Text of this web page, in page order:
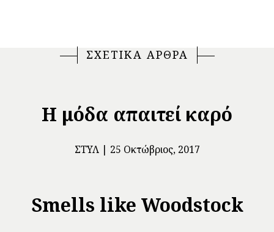
ΣΧΕΤΙΚΑ ΑΡΘΡΑ
H μόδα απαιτεί καρό
ΣΤΥΛ 25 Οκτώβριος, 2017
Smells like Woodstock